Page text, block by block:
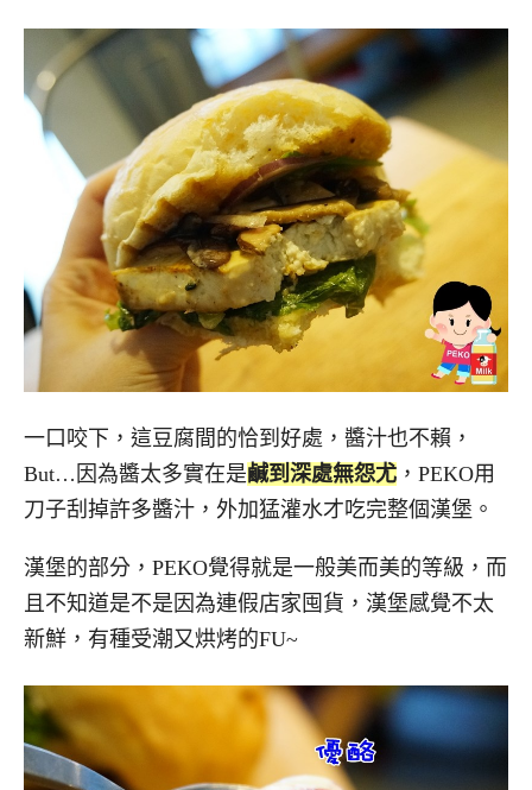
一口咬下，這豆腐間的恰到好處，醬汁也不賴，
But…因為醬太多實在是鹹到深處無怨尤 ，PEKO用
刀子刮掉許多醬汁，外加猛灌水才吃完整個漢堡。
漢堡的部分，PEKO覺得就是一般美而美的等級，而
且不知道是不是因為連假店家囤貨，漢堡感覺不太
新鮮，有種受潮又烘烤的FU~